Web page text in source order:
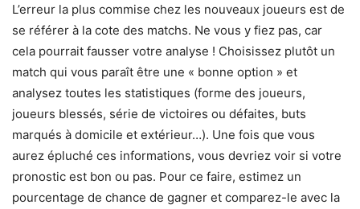
L’erreur la plus commise chez les nouveaux joueurs est de
se référer à la cote des matchs. Ne vous y fiez pas, car
cela pourrait fausser votre analyse ! Choisissez plutôt un
match qui vous paraît être une « bonne option » et
analysez toutes les statistiques (forme des joueurs,
joueurs blessés, série de victoires ou défaites, buts
marqués à domicile et extérieur…). Une fois que vous
aurez épluché ces informations, vous devriez voir si votre
pronostic est bon ou pas. Pour ce faire, estimez un
pourcentage de chance de gagner et comparez-le avec la